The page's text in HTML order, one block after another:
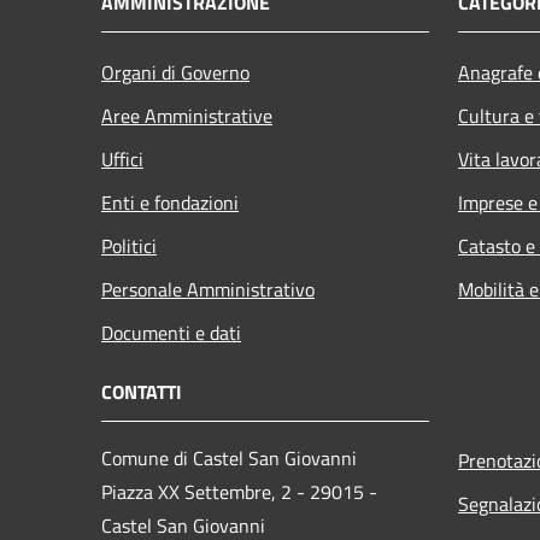
Organi di Governo
Aree Amministrative
Uffici
Enti e fondazioni
Politici
Personale Amministrativo
Documenti e dati
Cultura
Vita
Imprese
Catasto
Mobilità
CONTATTI
Comune di Castel San Giovanni
Piazza XX Settembre, 2 - 29015 -
Castel San Giovanni